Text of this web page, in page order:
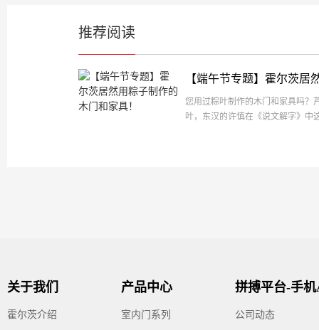
推荐阅读
【端午节专题】霍尔茨居
您用过粽叶制作的木门和家具吗？
叶，东汉的许慎在《说文解字》中
关于我们
霍尔茨介绍
产品中心
室内门系列
公司动态